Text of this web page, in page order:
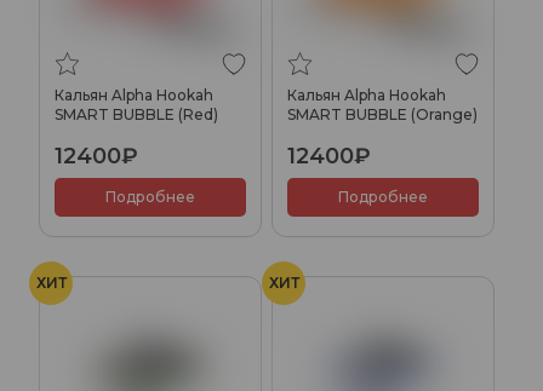
Кальян Alpha Hookah
SMART BUBBLE (Red)
12400₽
Подробнее
Кальян Alpha Hookah
SMART BUBBLE (Orange)
12400₽
Подробнее
ХИТ ХИТ